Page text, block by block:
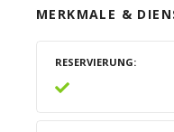
MERKMALE &
RESERVIERUNG